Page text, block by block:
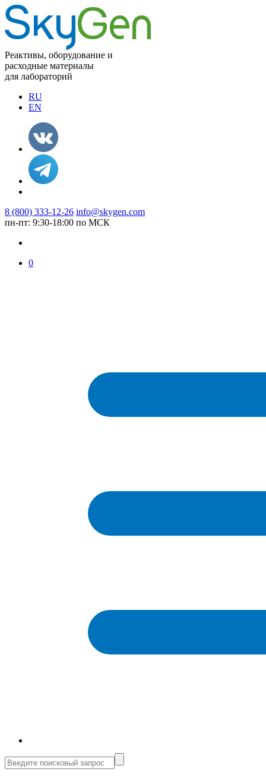
Реактивы, оборудование и
расходные материалы
для лабораторий
RU
EN
8 (800) 333-12-26 info@skygen.com
пн-пт: 9:30-18:00 по МСК
0